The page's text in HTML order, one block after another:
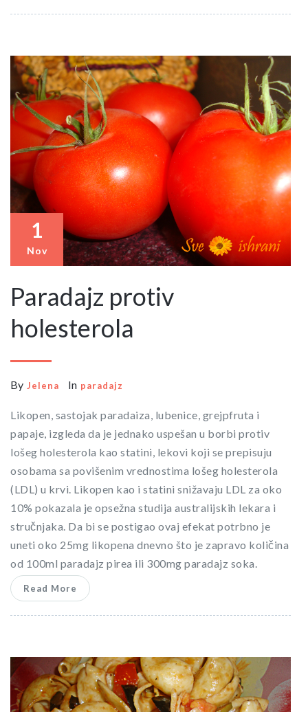
1
Nov
Paradajz protiv
holesterola
By Jelena In paradajz
Likopen, sastojak paradaiza, lubenice, grejpfruta i
papaje, izgleda da je jednako uspešan u borbi protiv
lošeg holesterola kao statini, lekovi koji se prepisuju
osobama sa povišenim vrednostima lošeg holesterola
(LDL) u krvi. Likopen kao i statini snižavaju LDL za oko
10% pokazala je opsežna studija australijskih lekara i
stručnjaka. Da bi se postigao ovaj efekat potrbno je
uneti oko 25mg likopena dnevno što je zapravo količina
od 100ml paradajz pirea ili 300mg paradajz soka.
Read More